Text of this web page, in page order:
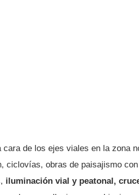
cara de los ejes viales en la zona
ciclovías, obras de paisajismo
iluminación vial y peatonal,